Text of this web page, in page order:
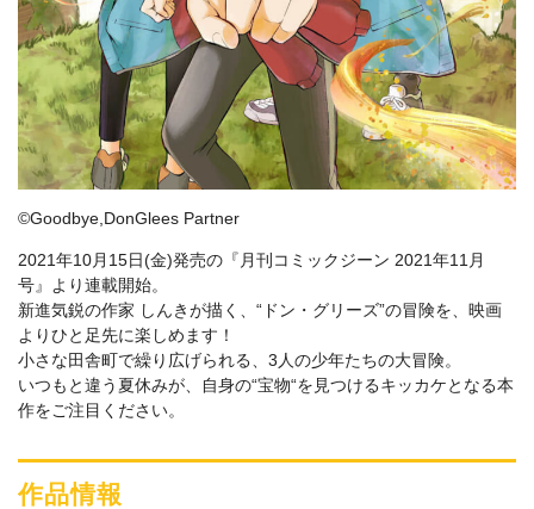
©Goodbye,DonGlees Partner
2021年10月15日(金)発売の『月刊コミックジーン 2021年11月
号』より連載開始。
新進気鋭の作家 しんきが描く、“ドン・グリーズ”の冒険を、映画
よりひと足先に楽しめます！
小さな田舎町で繰り広げられる、3人の少年たちの大冒険。
いつもと違う夏休みが、自身の“宝物“を見つけるキッカケとなる本
作をご注目ください。
作品情報